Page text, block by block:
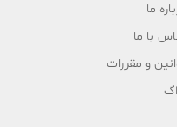
ما
با ما
و مقررات